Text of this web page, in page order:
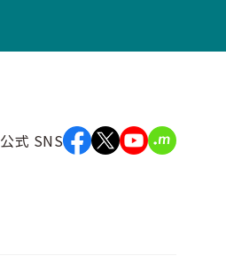
公式 SNS